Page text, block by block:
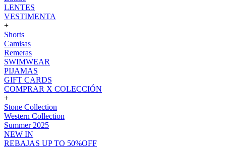
LENTES
VESTIMENTA
+
Shorts
Camisas
Remeras
SWIMWEAR
PIJAMAS
GIFT CARDS
COMPRAR X COLECCIÓN
+
Stone Collection
Western Collection
Summer 2025
NEW IN
REBAJAS UP TO 50%OFF